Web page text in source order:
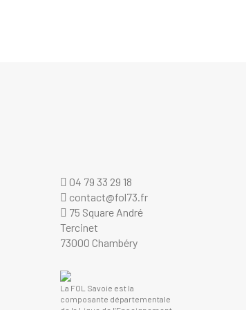
04 79 33 29 18
contact@fol73.fr
75 Square André
Tercinet
73000 Chambéry
La FOL Savoie est la
composante départementale